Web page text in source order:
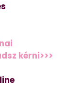
kérni>>>